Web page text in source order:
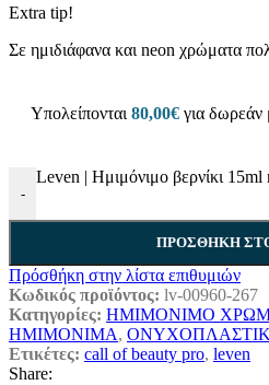
Extra tip!
Σε ημιδιάφανα και neon χρώματα
Υπολείπονται 80,00€ για δωρεάν
-
Leven | Ημιμόνιμο βερνίκι
ΠΡΟΣΘΉΚΗ
Πρόσθήκη στην λίστα επιθυμιών
Κωδικός προϊόντος: lv-00960-267
Κατηγορίες: ΗΜΙΜΟΝΙΜΟ
ΗΜΙΜΟΝΙΜΑ,
Ετικέτες: call of beauty pro, leven
Share: